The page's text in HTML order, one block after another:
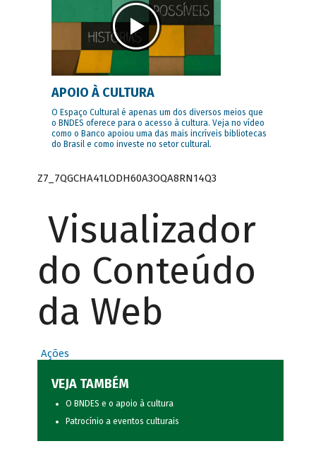
APOIO À CULTURA
O Espaço Cultural é apenas um dos diversos meios que
o BNDES oferece para o acesso à cultura. Veja no vídeo
como o Banco apoiou uma das mais incríveis bibliotecas
do Brasil e como investe no setor cultural.
Z7_7QGCHA41LODH60A3OQA8RN14Q3
Visualizador
do Conteúdo
da Web
Ações
VEJA TAMBÉM
O BNDES e o apoio à cultura
Patrocínio a eventos culturais